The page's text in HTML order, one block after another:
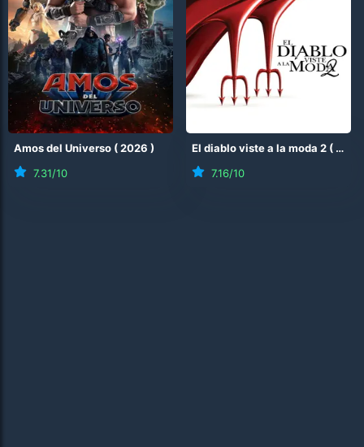
Amos del Universo (2026 )
7.31/10
El diablo viste a la moda 2 ( 2026
7.16/10